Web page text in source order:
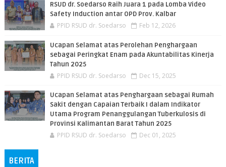
RSUD dr. Soedarso Raih Juara 1 pada Lomba Video
Safety Induction antar OPD Prov. Kalbar
PPID RSUD dr. Soedarso Feb 12, 2026
Ucapan Selamat atas Perolehan Penghargaan
sebagai Peringkat Enam pada Akuntabilitas Kinerja
Tahun 2025
PPID RSUD dr. Soedarso Dec 15, 2025
Ucapan Selamat atas Penghargaan sebagai Rumah
Sakit dengan Capaian Terbaik I dalam Indikator
Utama Program Penanggulangan Tuberkulosis di
Provinsi Kalimantan Barat Tahun 2025
PPID RSUD dr. Soedarso Dec 01, 2025
BERITA